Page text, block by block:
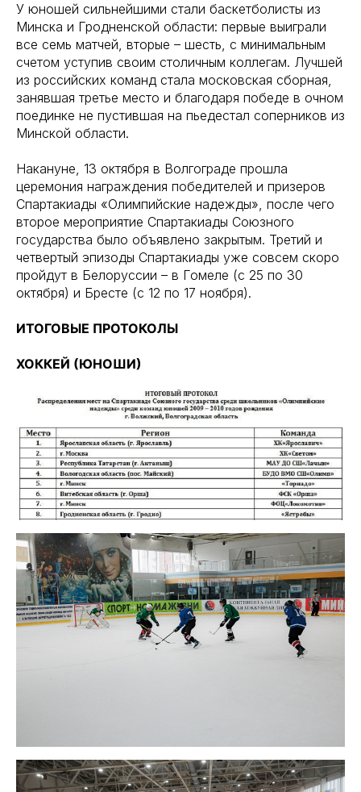
У юношей сильнейшими стали баскетболисты из
Минска и Гродненской области: первые выиграли
все семь матчей, вторые – шесть, с минимальным
счетом уступив своим столичным коллегам. Лучшей
из российских команд стала московская сборная,
занявшая третье место и благодаря победе в очном
поединке не пустившая на пьедестал соперников из
Минской области.
Накануне, 13 октября в Волгограде прошла
церемония награждения победителей и призеров
Спартакиады «Олимпийские надежды», после чего
второе мероприятие Спартакиады Союзного
государства было объявлено закрытым. Третий и
четвертый эпизоды Спартакиады уже совсем скоро
пройдут в Белоруссии – в Гомеле (с 25 по 30
октября) и Бресте (с 12 по 17 ноября).
ИТОГОВЫЕ ПРОТОКОЛЫ
ХОККЕЙ (ЮНОШИ)